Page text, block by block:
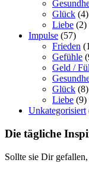
Glück (4)
Liebe (2)
Impulse (57)
Frieden
Gefühle
Geld /
Glück (8)
Liebe (9)
Unkategorisiert
Die tägliche
Sollte sie Dir